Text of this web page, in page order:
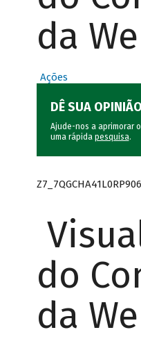
da
Ações
DÊ SUA OPINIÃO
Ajude-nos a aprimorar
uma rápida pesquisa.
do
da